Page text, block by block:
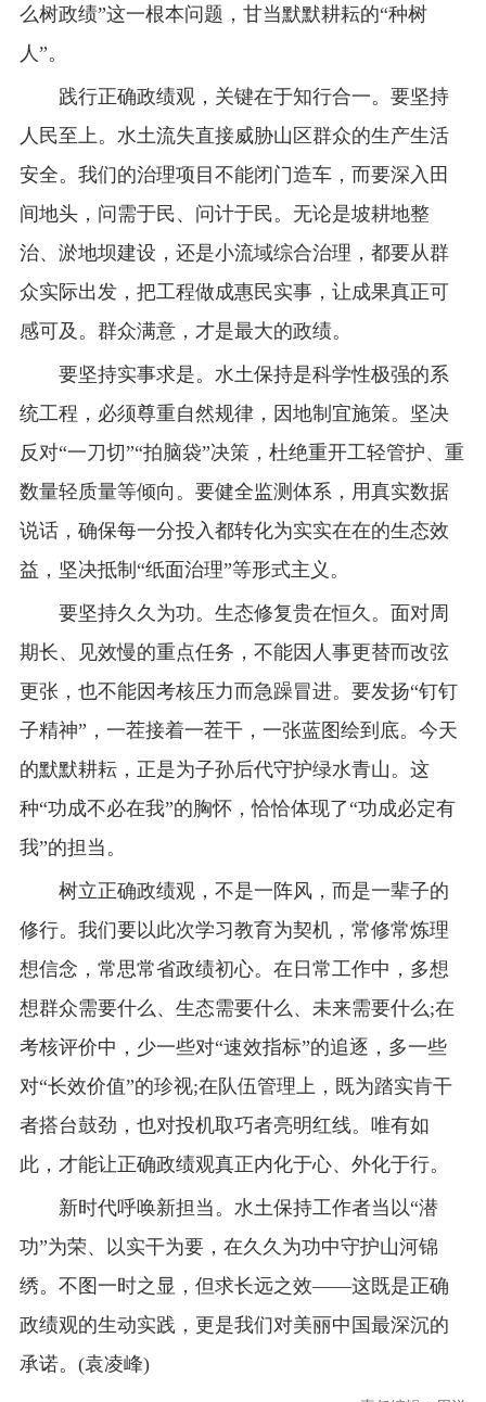
么树政绩”这一根本问题，甘当默默耕耘的“种树
人”。
践行正确政绩观，关键在于知行合一。要坚持
人民至上。水土流失直接威胁山区群众的生产生活
安全。我们的治理项目不能闭门造车，而要深入田
间地头，问需于民、问计于民。无论是坡耕地整
治、淤地坝建设，还是小流域综合治理，都要从群
众实际出发，把工程做成惠民实事，让成果真正可
感可及。群众满意，才是最大的政绩。
要坚持实事求是。水土保持是科学性极强的系
统工程，必须尊重自然规律，因地制宜施策。坚决
反对“一刀切”“拍脑袋”决策，杜绝重开工轻管护、重
数量轻质量等倾向。要健全监测体系，用真实数据
说话，确保每一分投入都转化为实实在在的生态效
益，坚决抵制“纸面治理”等形式主义。
要坚持久久为功。生态修复贵在恒久。面对周
期长、见效慢的重点任务，不能因人事更替而改弦
更张，也不能因考核压力而急躁冒进。要发扬“钉钉
子精神”，一茬接着一茬干，一张蓝图绘到底。今天
的默默耕耘，正是为子孙后代守护绿水青山。这
种“功成不必在我”的胸怀，恰恰体现了“功成必定有
我”的担当。
树立正确政绩观，不是一阵风，而是一辈子的
修行。我们要以此次学习教育为契机，常修常炼理
想信念，常思常省政绩初心。在日常工作中，多想
想群众需要什么、生态需要什么、未来需要什么;在
考核评价中，少一些对“速效指标”的追逐，多一些
对“长效价值”的珍视;在队伍管理上，既为踏实肯干
者搭台鼓劲，也对投机取巧者亮明红线。唯有如
此，才能让正确政绩观真正内化于心、外化于行。
新时代呼唤新担当。水土保持工作者当以“潜
功”为荣、以实干为要，在久久为功中守护山河锦
绣。不图一时之显，但求长远之效——这既是正确
政绩观的生动实践，更是我们对美丽中国最深沉的
承诺。(袁凌峰)